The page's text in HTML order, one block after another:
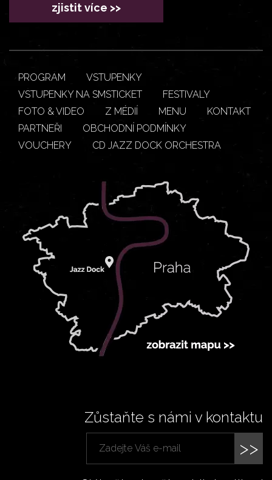
zjistit více >>
PROGRAM
VSTUPENKY
VSTUPENKY NA SMSTICKET
FESTIVALY
FOTO & VIDEO
Z MÉDIÍ MENU
KONTAKT
PARTNEŘI
OBCHODNÍ PODMÍNKY
VOUCHERY
CD JAZZ DOCK ORCHESTRA
Zůstaňte s námi v kontaktu
>>